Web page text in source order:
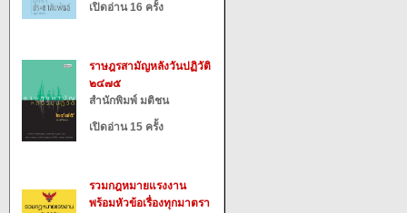
เปิดอ่าน 16 ครั้ง
ราษฎรสามัญหลังวันปฏิวัติ
๒๔๗๕
สำนักพิมพ์ มติชน
เปิดอ่าน 15 ครั้ง
รวมกฎหมายแรงงาน
พร้อมหัวข้อเรื่องทุกมาตรา